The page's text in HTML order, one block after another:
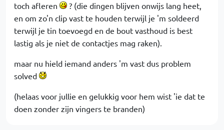
toch afleren
? (die dingen blijven onwijs lang heet,
en om zo'n clip vast te houden terwijl je 'm soldeerd
terwijl je tin toevoegd en de bout vasthoud is best
lastig als je niet de contactjes mag raken).
maar nu hield iemand anders 'm vast dus problem
solved
(helaas voor jullie en gelukkig voor hem wist 'ie dat te
doen zonder zijn vingers te branden)